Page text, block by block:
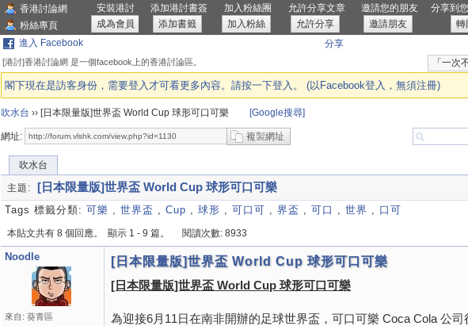
香港討論網
粉絲專頁
安裝港討
成為會員
添加港討書簽
添加書籤
加入粉絲團
加入粉絲
允許分享文章
允許分享
邀請您的朋友
邀請朋友
分享到
轉
進入 Facebook
分享
[港討]香港討論網 是一個facebook上的香港討論區。 「一次
閣下現在是訪客身份，需要登入才可看更多內容。請按一下登入。 (以Facebook登入，無須注冊)
吹水台 ›› [日本限量版]世界盃 World Cup 球形可口可樂 [Google搜尋]
網址: 複製網址
吹水台
主題: [日本限量版]世界盃 World Cup 球形可口可樂
Tags 標籤分類: 可樂 , 世界盃 , Cup , 球形 , 可口可 , 界盃 , 可口 , 世界 , 口可
本貼文共有 8 個回應。 顯示 1 - 9 篇。 閱讀次數: 8933
Noodle
來自: 葵青區
[日本限量版]世界盃 World Cup 球形可口可樂
[日本限量版]世界盃 World Cup 球形可口可樂
為迎接6月11日在南非開辦的足球世界盃，可口可樂 Coca Cola 公司